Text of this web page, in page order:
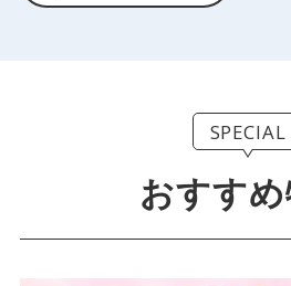
SPECIAL
おすす